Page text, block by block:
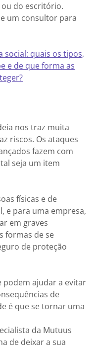
ou do escritório.
um consultor para
social: quais os tipos,
e de que forma as
nos traz muita
riscos. Os ataques
fazem com
seja um item
físicas e de
e para uma empresa,
em graves
formas de se
de proteção
podem ajudar a evitar
de
é que se tornar uma
da Mutuus
de deixar a sua